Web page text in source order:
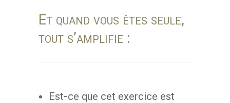
Et quand vous êtes seule,
tout s’amplifie :
Est-ce que cet exercice est